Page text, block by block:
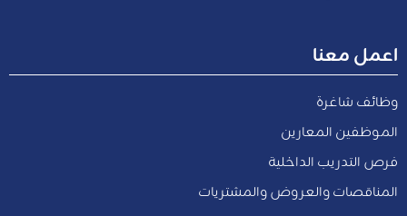
اعمل معنا
وظائف شاغرة
الموظفين المعارين
فرص التدريب الداخلية
المناقصات والعروض والمشتريات